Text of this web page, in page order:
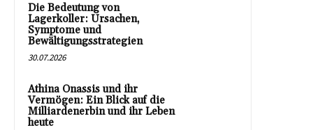
Die Bedeutung von
Lagerkoller: Ursachen,
Symptome und
Bewältigungsstrategien
30.07.2026
Athina Onassis und ihr
Vermögen: Ein Blick auf die
Milliardenerbin und ihr Leben
heute